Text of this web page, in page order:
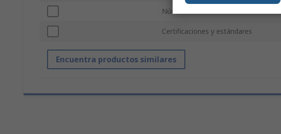
Número de unidades
Certificaciones y estándares
Encuentra productos similares